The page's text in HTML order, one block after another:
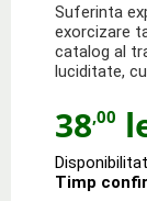
Suferinta
exorcizare
catalog al
luciditate,
38,00
Timp